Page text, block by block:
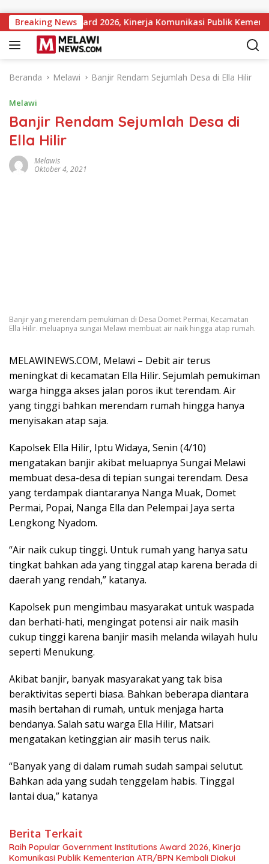
Breaking News
Award 2026, Kinerja Komunikasi Publik Kementerian
Beranda Melawi Banjir Rendam Sejumlah Desa di Ella Hilir
Melawi
Banjir Rendam Sejumlah Desa di
Ella Hilir
Melawis
Oktober 4, 2021
Banjir yang merendam pemukiman di Desa Domet Permai, Kecamatan
Ella Hilir. meluapnya sungai Melawi membuat air naik hingga atap rumah.
MELAWINEWS.COM, Melawi – Debit air terus
meningkat di kecamatan Ella Hilir. Sejumlah pemukiman
warga hingga akses jalan poros ikut terendam. Air
yang tinggi bahkan merendam rumah hingga hanya
menyisakan atap saja.
Kapolsek Ella Hilir, Iptu Widaya, Senin (4/10)
mengatakan banjir akibat meluapnya Sungai Melawi
membuat desa-desa di tepian sungai terendam. Desa
yang terdampak diantaranya Nanga Muak, Domet
Permai, Popai, Nanga Ella dan Pelempai Jaya serta
Lengkong Nyadom.
“Air naik cukup tinggi. Untuk rumah yang hanya satu
tingkat bahkan ada yang tinggal atap karena berada di
daerah yang rendah,” katanya.
Kapolsek pun mengimbau masyarakat untuk waspada
dan berhati-hati, mengingat potensi air naik masih
cukup tinggi karena banjir masih melanda wilayah hulu
seperti Menukung.
Akibat banjir, banyak masyarakat yang tak bisa
beraktivitas seperti biasa. Bahkan beberapa diantara
masih bertahan di rumah, untuk menjaga harta
bendanya. Salah satu warga Ella Hilir, Matsari
mengatakan ketinggian air masih terus naik.
“Banyak yang di dalam rumah sudah sampai selutut.
Bahkan ada yang sudah tenggelam habis. Tinggal
lantai dua,” katanya
Berita Terkait
Raih Popular Government Institutions Award 2026, Kinerja
Komunikasi Publik Kementerian ATR/BPN Kembali Diakui